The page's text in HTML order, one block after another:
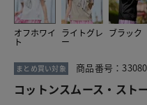
オフホワイ
ト
ライトグレ
ー
ブラック
まとめ買い対象 商品番号：33080
コットンスムース・スト
この商品をシェアする
コットンスムー